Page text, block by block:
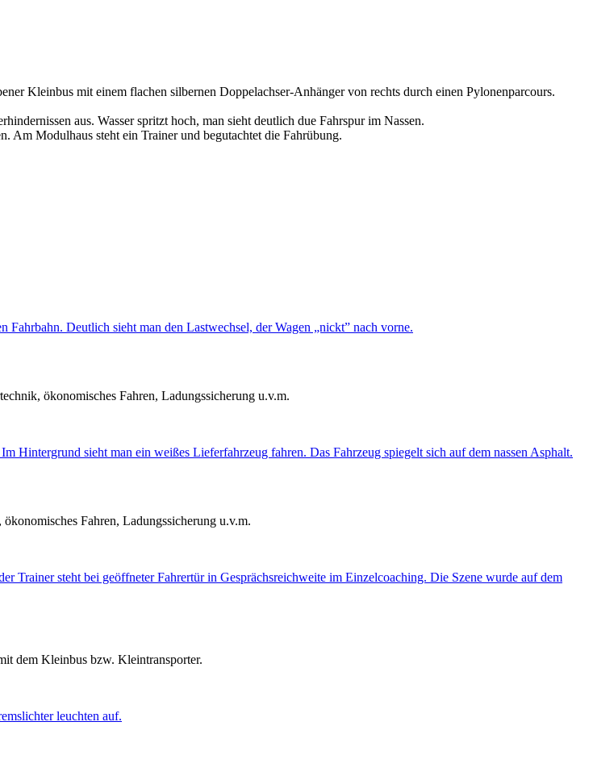
ökonomisches Fahren, Ladungssicherung u.v.m.
Fahren, Ladungssicherung u.v.m.
dem Kleinbus bzw. Kleintransporter.